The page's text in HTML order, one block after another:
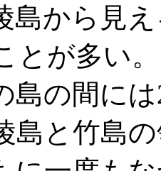
島から見
とが多い
島の間に
島と竹島